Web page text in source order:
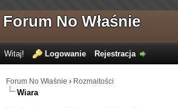
Forum No Właśnie
Witaj! Logowanie Rejestracja
Forum No Właśnie › Rozmaitości
Wiara